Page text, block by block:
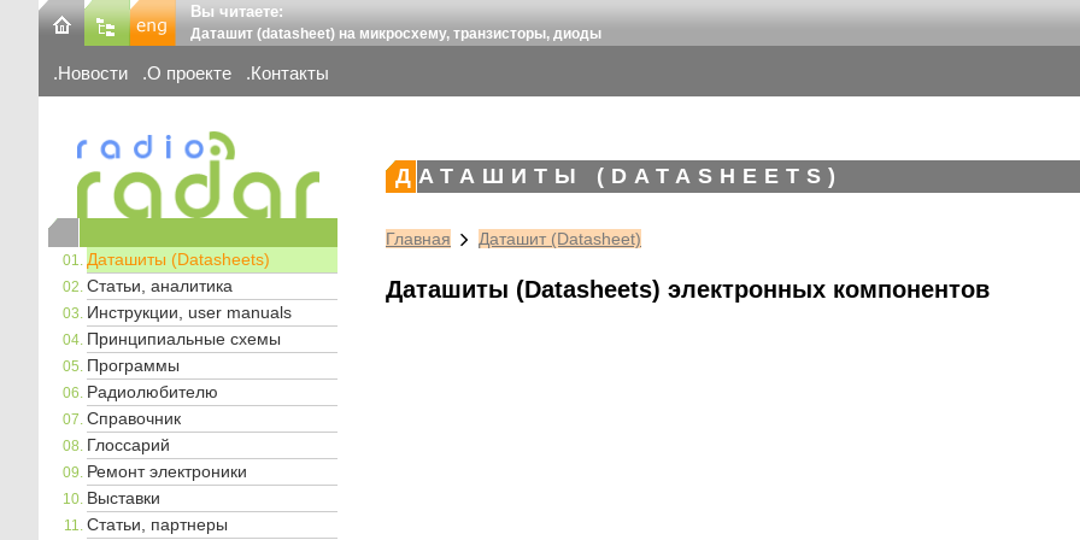
Вы читаете:
Даташит (datasheet) на микросхему, транзисторы, диоды
Новости О проекте Контакты
Даташиты (Datasheets)
Статьи, аналитика
Инструкции, user manuals
Принципиальные схемы
Программы
Радиолюбителю
Справочник
Глоссарий
Ремонт электроники
Выставки
Статьи, партнеры
ДАТАШИТЫ (DATASHEETS)
Главная Даташит (Datasheet)
Даташиты (Datasheets) электронных компонентов